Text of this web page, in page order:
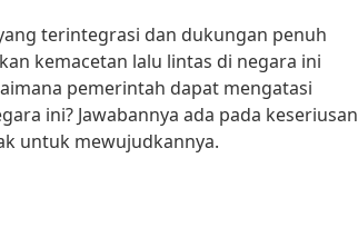
terintegrasi dan dukungan penuh
kemacetan lalu lintas di negara ini
pemerintah dapat mengatasi
ini? Jawabannya ada pada keseriusan
untuk mewujudkannya.